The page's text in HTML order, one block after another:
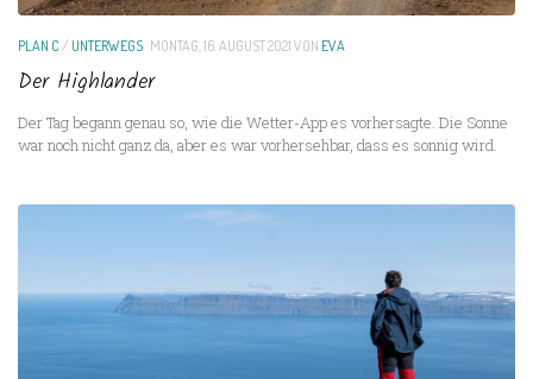
PLAN C/UNTERWEGS MONTAG, 16. AUGUST 2021VON EVA
Der Highlander
Der Tag begann genau so, wie die Wetter-App es vorhersagte. Die Sonne
war noch nicht ganz da, aber es war vorhersehbar, dass es sonnig wird.